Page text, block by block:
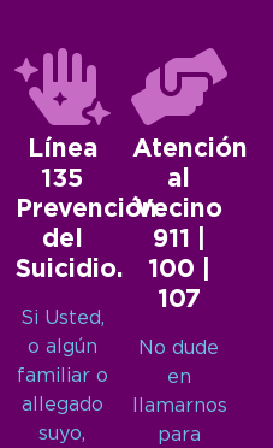
Línea
135
Prevención
del
Suicidio.
Si Usted,
o algún
familiar o
allegado
suyo,
Atención
al
Vecino
911 |
100 |
107
No dude
en
llamarnos
para